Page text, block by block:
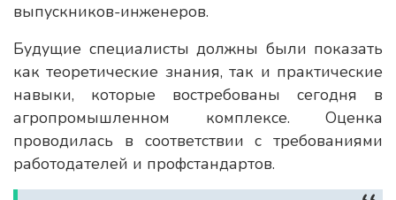
выпускников-инженеров.
Будущие специалисты должны были показать
как теоретические знания, так и практические
навыки, которые востребованы сегодня в
агропромышленном комплексе. Оценка
проводилась в соответствии с требованиями
работодателей и профстандартов.